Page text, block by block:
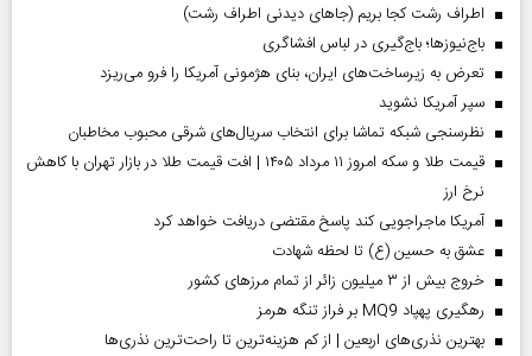
اطراف رشت کجا بریم (جاهای دیدنی اطراف رشت)
باج‌نیوزها؛ باج‌گیری در لباس افشاگری
تعرض به زیرساخت‌های ایران، بنای هژمونی آمریکا را فرو می‌ریزد
سپر آمریکا نشوید
نظرسنجی شبکه تماشا برای انتخاب سریال‌های شرقی محبوب مخاطبان
قیمت طلا و سکه امروز ۱۱ مرداد ۱۴۰۵ | افت قیمت طلا در بازار تهران با کاهش
نرخ ارز
آمریکا ماجراجویی کند پاسخ مقتضی دریافت خواهد کرد
عشق به حسین (ع) تا لحظه شهادت
خروج بیش از ۳ میلیون زائر از تمام مرز‌های کشور
رهگیری پهپاد MQ9 بر فراز تنگه هرمز
بهترین نذری‌های اربعین | از کم هزینه‌ترین تا راحت‌ترین نذری‌ها